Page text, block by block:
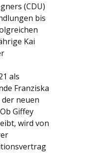
(CDU)
bis
Kai
als
Franziska
neuen
Giffey
wird von